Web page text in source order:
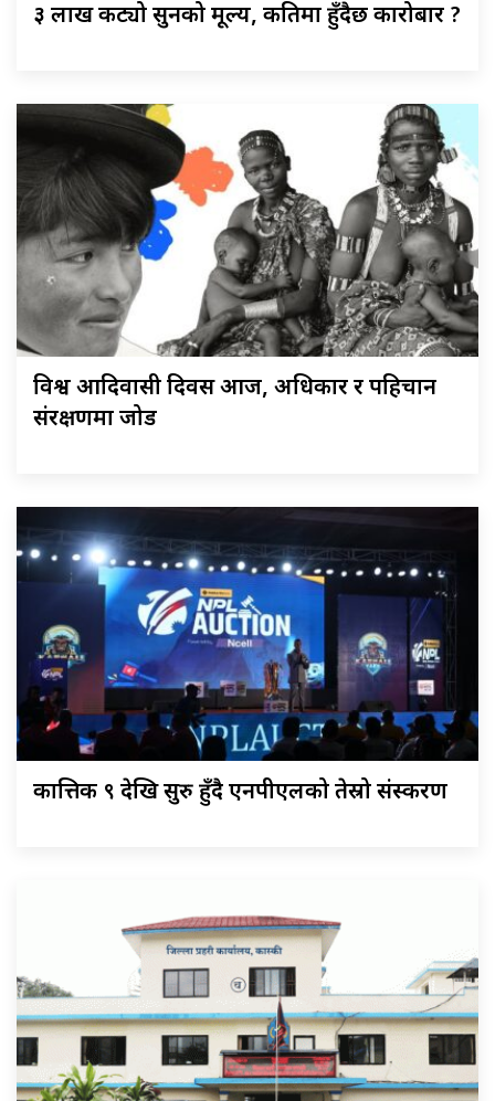
३ लाख कट्यो सुनको मूल्य, कतिमा हुँदैछ कारोबार ?
विश्व आदिवासी दिवस आज, अधिकार र पहिचान
संरक्षणमा जोड
कात्तिक ९ देखि सुरु हुँदै एनपीएलको तेस्रो संस्करण